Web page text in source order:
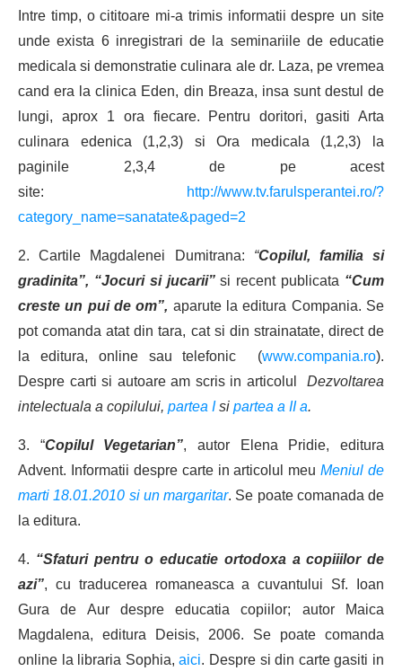
Intre timp, o cititoare mi-a trimis informatii despre un site
unde exista 6 inregistrari de la seminariile de educatie
medicala si demonstratie culinara ale dr. Laza, pe vremea
cand era la clinica Eden, din Breaza, insa sunt destul de
lungi, aprox 1 ora fiecare. Pentru doritori, gasiti Arta
culinara edenica (1,2,3) si Ora medicala (1,2,3) la
paginile 2,3,4 de pe acest
site:
http://www.tv.farulsperantei.ro/?
category_name=sanatate&paged=2
2. Cartile Magdalenei Dumitrana: “Copilul, familia si
gradinita”, “Jocuri si jucarii”si recent publicata “Cum
creste un pui de om”, aparute la editura Compania. Se
pot comanda atat din tara, cat si din strainatate, direct de
la editura, online sau telefonic (www.compania.ro).
Despre carti si autoare am scris in articolul Dezvoltarea
intelectuala a copilului, partea Isi partea a II a.
3. “Copilul Vegetarian”, autor Elena Pridie, editura
Advent. Informatii despre carte in articolul meuMeniul de
marti 18.01.2010 si un margaritar. Se poate comanada de
la editura.
4. “Sfaturi pentru o educatie ortodoxa a copiiilor de
azi”, cu traducerea romaneasca a cuvantului Sf. Ioan
Gura de Aur despre educatia copiilor; autor Maica
Magdalena, editura Deisis, 2006. Se poate comanda
online la libraria Sophia,aici. Despre si din carte gasiti in